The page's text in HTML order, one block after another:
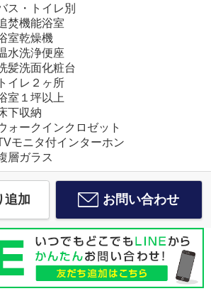
ス・トイレ別
焚機能浴室
室乾燥機
水洗浄便座
髪洗面化粧台
トイレ２ヶ所
室１坪以上
下収納
ォークインクロゼット
モニタ付インターホン
層ガラス
追加 お問い合わせ